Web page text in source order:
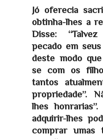
Jó oferecia
obtinha-lhes a
Disse:
pecado em seus
deste modo
se com os
tantos
propriedade”.
lhes
adquirir-lhes
comprar umas